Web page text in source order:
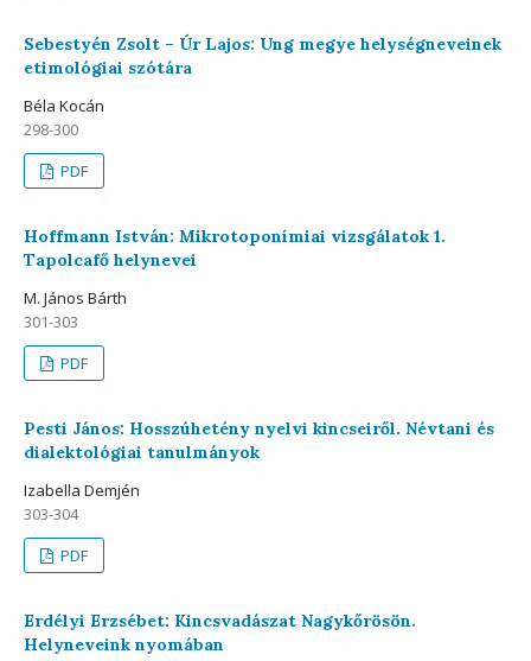
Sebestyén Zsolt – Úr Lajos: Ung megye helységneveinek
etimológiai szótára
Béla Kocán
298-300
PDF
Hoffmann István: Mikrotoponímiai vizsgálatok 1.
Tapolcafő helynevei
M. János Bárth
301-303
PDF
Pesti János: Hosszúhetény nyelvi kincseiről. Névtani és
dialektológiai tanulmányok
Izabella Demjén
303-304
PDF
Erdélyi Erzsébet: Kincsvadászat Nagykőrösön.
Helyneveink nyomában